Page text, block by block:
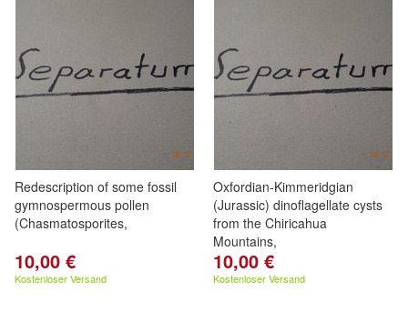
Redescription of some fossil
gymnospermous pollen
(Chasmatosporites,
10,00 €
Kostenloser Versand
Oxfordian-Kimmeridgian
(Jurassic) dinoflagellate cysts
from the Chiricahua
Mountains,
10,00 €
Kostenloser Versand